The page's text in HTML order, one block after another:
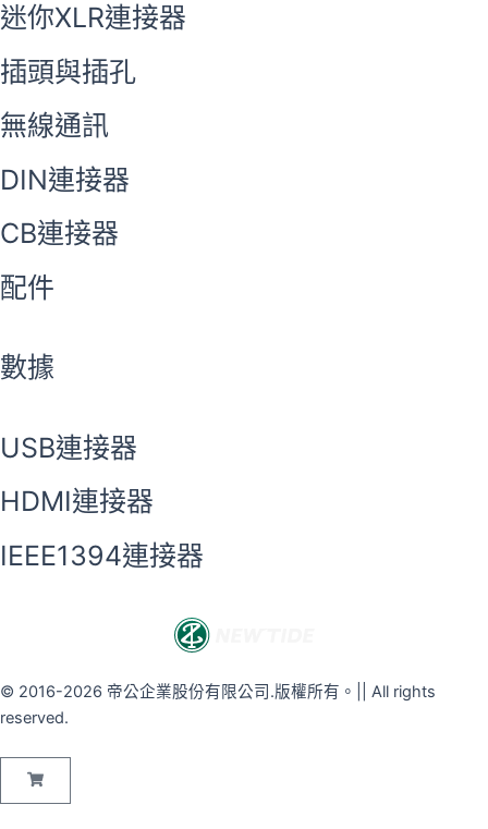
迷你XLR連接器
插頭與插孔
無線通訊
DIN連接器
CB連接器
配件
數據
USB連接器
HDMI連接器
IEEE1394連接器
© 2016-2026 帝公企業股份有限公司.版權所有。|| All rights
reserved.
購
籃